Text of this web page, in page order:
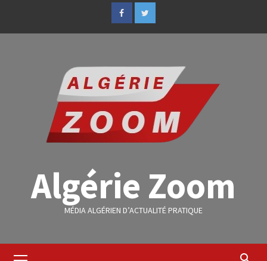
Algérie Zoom
MÉDIA ALGÉRIEN D’ACTUALITÉ PRATIQUE